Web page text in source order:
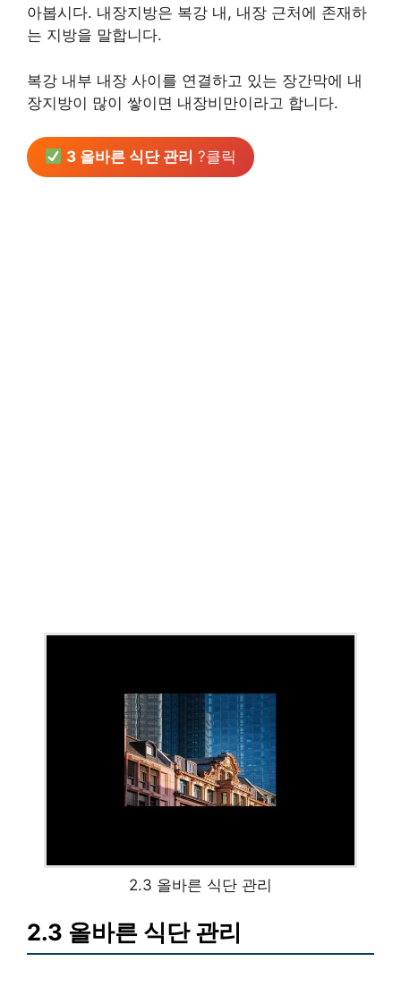
아봅시다. 내장지방은 복강 내, 내장 근처에 존재하
는 지방을 말합니다.
복강 내부 내장 사이를 연결하고 있는 장간막에 내
장지방이 많이 쌓이면 내장비만이라고 합니다.
3 올바른 식단 관리 ?클릭
2.3 올바른 식단 관리
2.3 올바른 식단 관리